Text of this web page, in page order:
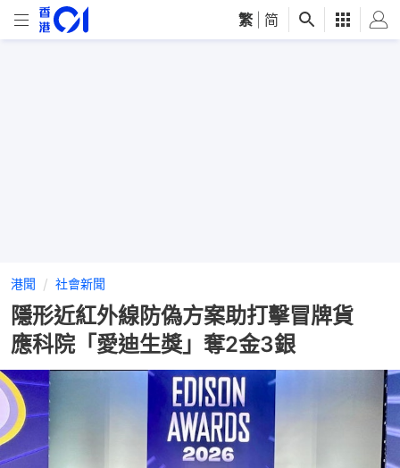
繁 简
港聞 社會新聞
隱形近紅外線防偽方案助打擊冒牌貨
應科院「愛迪生獎」奪2金3銀